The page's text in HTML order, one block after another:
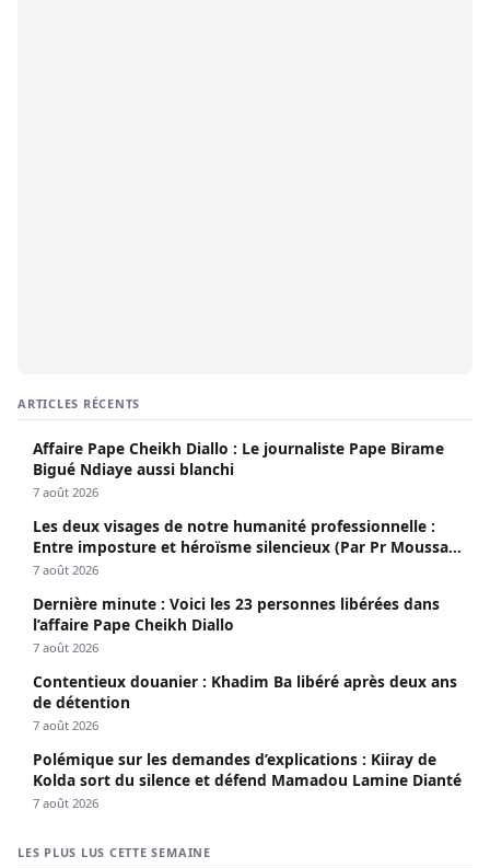
ARTICLES RÉCENTS
Affaire Pape Cheikh Diallo : Le journaliste Pape Birame
Bigué Ndiaye aussi blanchi
7 août 2026
Les deux visages de notre humanité professionnelle :
Entre imposture et héroïsme silencieux (Par Pr Moussa
Seydi)
7 août 2026
Dernière minute : Voici les 23 personnes libérées dans
l’affaire Pape Cheikh Diallo
7 août 2026
Contentieux douanier : Khadim Ba libéré après deux ans
de détention
7 août 2026
Polémique sur les demandes d’explications : Kiiray de
Kolda sort du silence et défend Mamadou Lamine Dianté
7 août 2026
LES PLUS LUS CETTE SEMAINE